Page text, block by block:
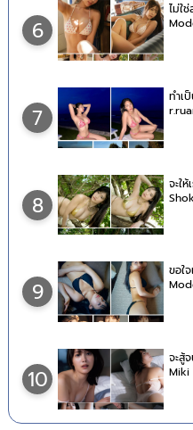
6
ไม่ใ
7
ทำเ
8
จะใ
9
ขอใ
10
จะสู้
Miki